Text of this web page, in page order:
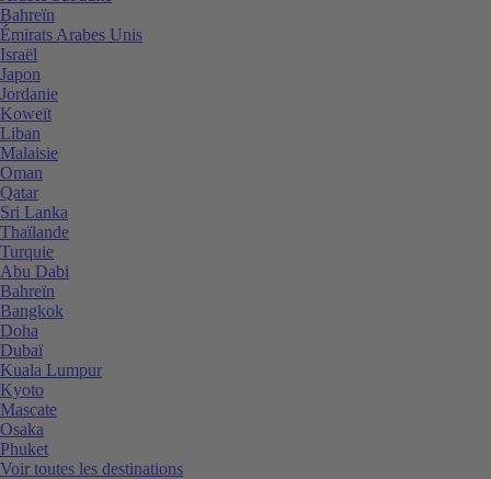
Bahreïn
Émirats Arabes Unis
Israël
Japon
Jordanie
Koweït
Liban
Malaisie
Oman
Qatar
Sri Lanka
Thaïlande
Turquie
Abu Dabi
Bahreïn
Bangkok
Doha
Dubaï
Kuala Lumpur
Kyoto
Mascate
Osaka
Phuket
Voir toutes les destinations